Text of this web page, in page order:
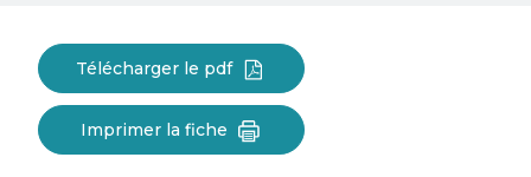
Télécharger le pdf
Imprimer la fiche